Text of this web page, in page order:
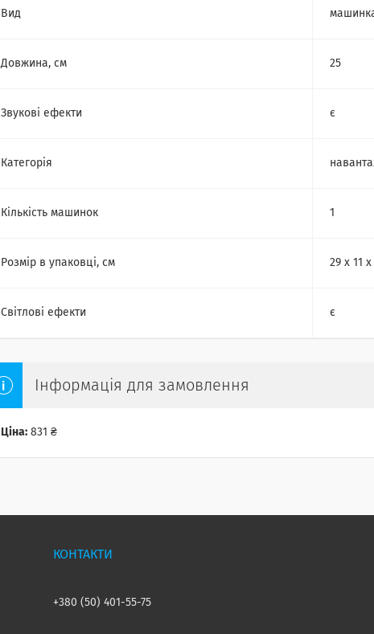
Вид
Довжина, см 25
Звукові ефекти є
Категорія
Кількість машинок 1
Розмір в упаковці, см 29 х 11 х
Світлові ефекти є
Інформація для замовлення
Ціна: 831 ₴
+380 (50) 401-55-75